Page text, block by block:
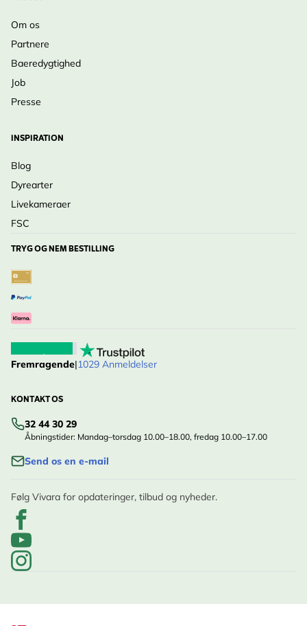
Om os
Partnere
Baeredygtighed
Job
Presse
INSPIRATION
Blog
Dyrearter
Livekameraer
FSC
TRYG OG NEM BESTILLING
Fremragende|1029 Anmeldelser
KONTAKT OS
32 44 30 29
Åbningstider: Mandag–torsdag 10.00–18.00, fredag 10.00–17.00
Send os en e-mail
Følg Vivara for opdateringer, tilbud og nyheder.